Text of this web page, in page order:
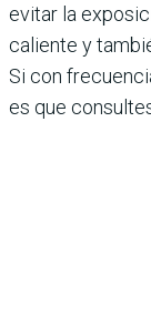
evitar la
caliente y
Si con
es que